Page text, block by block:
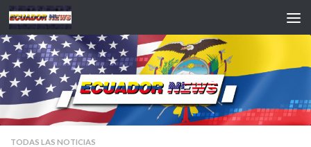
Saltar al contenido
TODAS LAS NOTICIAS